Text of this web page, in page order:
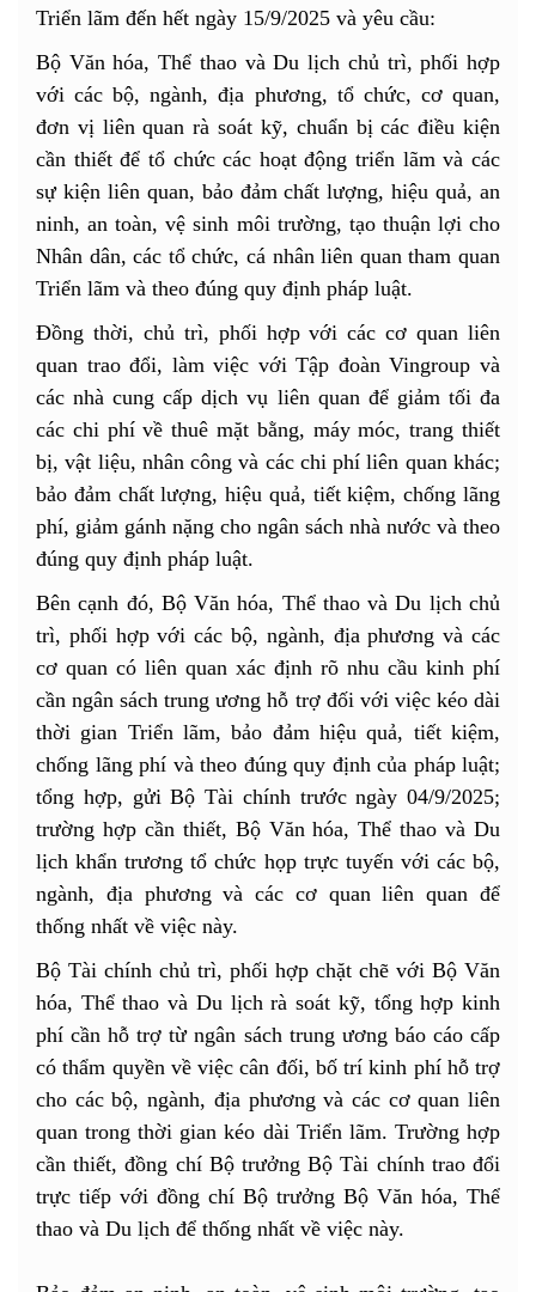
Triển lãm đến hết ngày 15/9/2025 và yêu cầu:
Bộ Văn hóa, Thể thao và Du lịch chủ trì, phối hợp
với các bộ, ngành, địa phương, tổ chức, cơ quan,
đơn vị liên quan rà soát kỹ, chuẩn bị các điều kiện
cần thiết để tổ chức các hoạt động triển lãm và các
sự kiện liên quan, bảo đảm chất lượng, hiệu quả, an
ninh, an toàn, vệ sinh môi trường, tạo thuận lợi cho
Nhân dân, các tổ chức, cá nhân liên quan tham quan
Triển lãm và theo đúng quy định pháp luật.
Đồng thời, chủ trì, phối hợp với các cơ quan liên
quan trao đổi, làm việc với Tập đoàn Vingroup và
các nhà cung cấp dịch vụ liên quan để giảm tối đa
các chi phí về thuê mặt bằng, máy móc, trang thiết
bị, vật liệu, nhân công và các chi phí liên quan khác;
bảo đảm chất lượng, hiệu quả, tiết kiệm, chống lãng
phí, giảm gánh nặng cho ngân sách nhà nước và theo
đúng quy định pháp luật.
Bên cạnh đó, Bộ Văn hóa, Thể thao và Du lịch chủ
trì, phối hợp với các bộ, ngành, địa phương và các
cơ quan có liên quan xác định rõ nhu cầu kinh phí
cần ngân sách trung ương hỗ trợ đối với việc kéo dài
thời gian Triển lãm, bảo đảm hiệu quả, tiết kiệm,
chống lãng phí và theo đúng quy định của pháp luật;
tổng hợp, gửi Bộ Tài chính trước ngày 04/9/2025;
trường hợp cần thiết, Bộ Văn hóa, Thể thao và Du
lịch khẩn trương tổ chức họp trực tuyến với các bộ,
ngành, địa phương và các cơ quan liên quan để
thống nhất về việc này.
Bộ Tài chính chủ trì, phối hợp chặt chẽ với Bộ Văn
hóa, Thể thao và Du lịch rà soát kỹ, tổng hợp kinh
phí cần hỗ trợ từ ngân sách trung ương báo cáo cấp
có thẩm quyền về việc cân đối, bố trí kinh phí hỗ trợ
cho các bộ, ngành, địa phương và các cơ quan liên
quan trong thời gian kéo dài Triển lãm. Trường hợp
cần thiết, đồng chí Bộ trưởng Bộ Tài chính trao đổi
trực tiếp với đồng chí Bộ trưởng Bộ Văn hóa, Thể
thao và Du lịch để thống nhất về việc này.